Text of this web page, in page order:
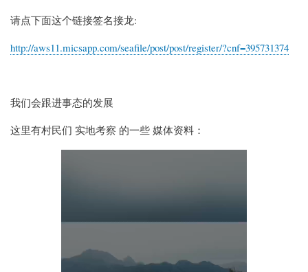
请点下面这个链接签名接龙:
http://aws11.micsapp.com/seafile/post/post/register/?cnf=395731374
我们会跟进事态的发展
这里有村民们 实地考察 的一些 媒体资料：